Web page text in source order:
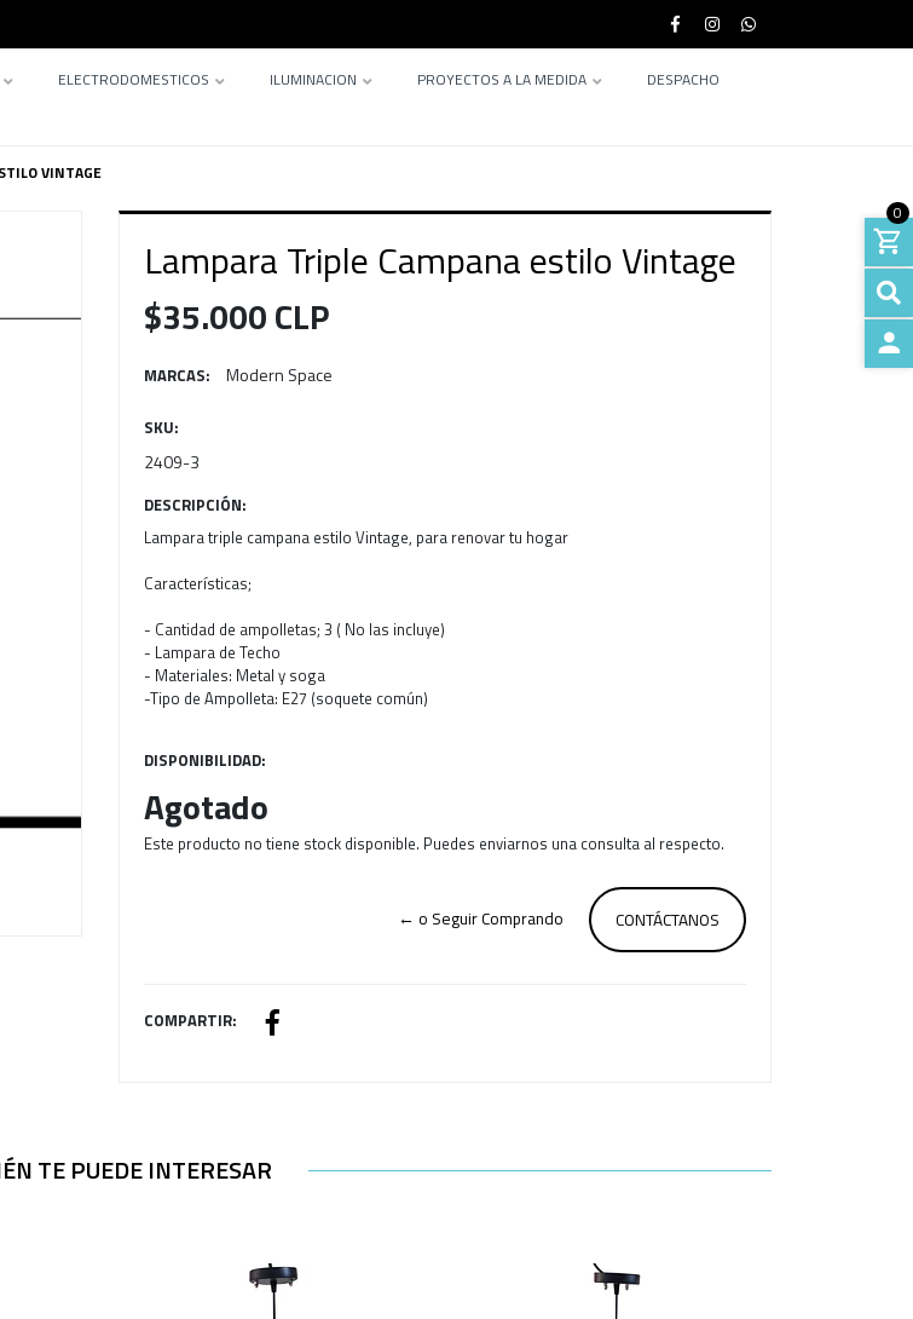
ELECTRODOMESTICOS ILUMINACION PROYECTOS A LA MEDIDA
DESPACHO
0
VINTAGE
Lampara Triple Campana estilo Vintage
$35.000 CLP
MARCAS: Modern Space
SKU:
2409-3
DESCRIPCIÓN:
Lampara triple campana estilo Vintage, para renovar tu hogar
Características;
- Cantidad de ampolletas; 3 ( No las incluye)
- Lampara de Techo
- Materiales: Metal y soga
-Tipo de Ampolleta: E27 (soquete común)
DISPONIBILIDAD:
Agotado
Este producto no tiene stock disponible. Puedes enviarnos una consulta al respecto.
CONTÁCTANOS
← o Seguir Comprando
COMPARTIR:
TE PUEDE INTERESAR